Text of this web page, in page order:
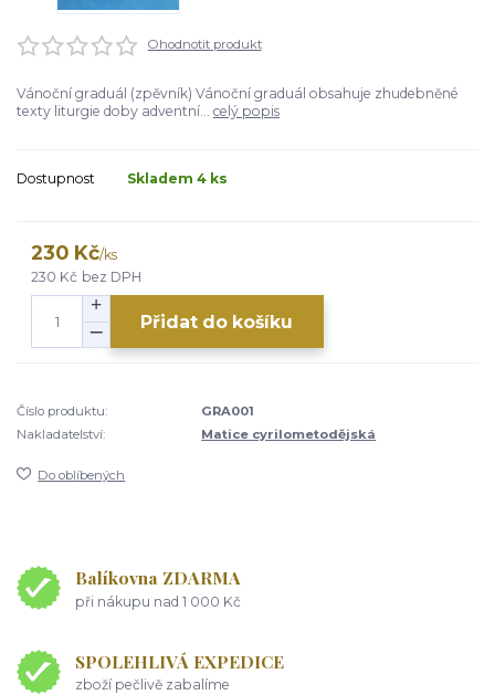
Ohodnotit produkt
Vánoční graduál (zpěvník) Vánoční graduál obsahuje zhudebněné
texty liturgie doby adventní... celý popis
Dostupnost Skladem 4 ks
230 Kč/ks
230 Kč bez DPH
Přidat do košíku
Číslo produktu:
GRA001
Nakladatelství:
Matice cyrilometodějská
Do oblíbených
Balíkovna ZDARMA
při nákupu nad 1 000 Kč
SPOLEHLIVÁ EXPEDICE
zboží pečlivě zabalíme